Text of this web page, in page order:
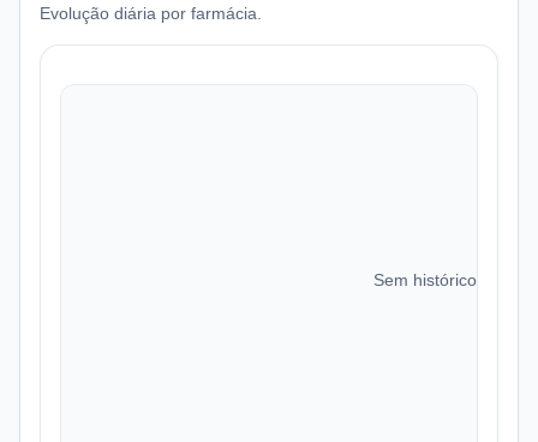
Evolução diária por farmácia.
Sem histórico de